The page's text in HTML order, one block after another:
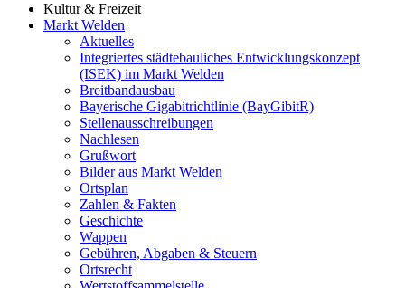
Kultur & Freizeit
Markt Welden
Aktuelles
Integriertes städtebauliches Entwicklungskonzept
(ISEK) im Markt Welden
Breitbandausbau
Bayerische Gigabitrichtlinie (BayGibitR)
Stellenausschreibungen
Nachlesen
Grußwort
Bilder aus Markt Welden
Ortsplan
Zahlen & Fakten
Geschichte
Wappen
Gebühren, Abgaben & Steuern
Ortsrecht